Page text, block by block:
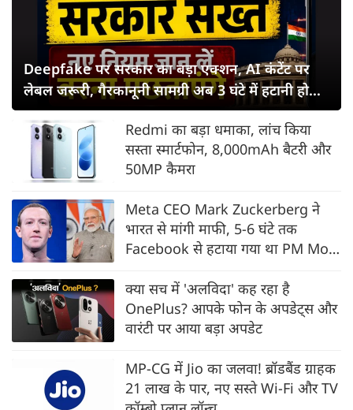
Deepfake पर सरकार का बड़ा एक्शन, AI कंटेंट पर
लेबल जरूरी, गैरकानूनी सामग्री अब 3 घंटे में हटानी होगी,
नए नियम जान लें वरना पछताएंगे
Redmi का बड़ा धमाका, लांच किया
सस्ता स्मार्टफोन, 8,000mAh बैटरी और
50MP कैमरा
Meta CEO Mark Zuckerberg ने
भारत से मांगी माफी, 5-6 घंटे तक
Facebook से हटाया गया था PM Modi
क्या सच में 'अलविदा' कह रहा है
OnePlus? आपके फोन के अपडेट्स और
वारंटी पर आया बड़ा अपडेट
MP-CG में Jio का जलवा! ब्रॉडबैंड ग्राहक
21 लाख के पार, नए सस्ते Wi-Fi और TV